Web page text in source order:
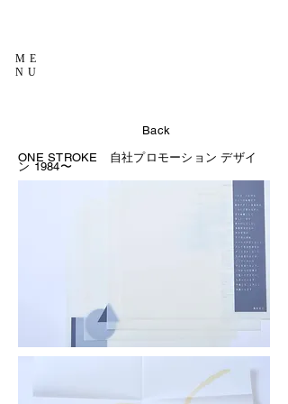
ME
NU
Back
ONE STROKE 自社プロモーション デザイ
ン 1984〜